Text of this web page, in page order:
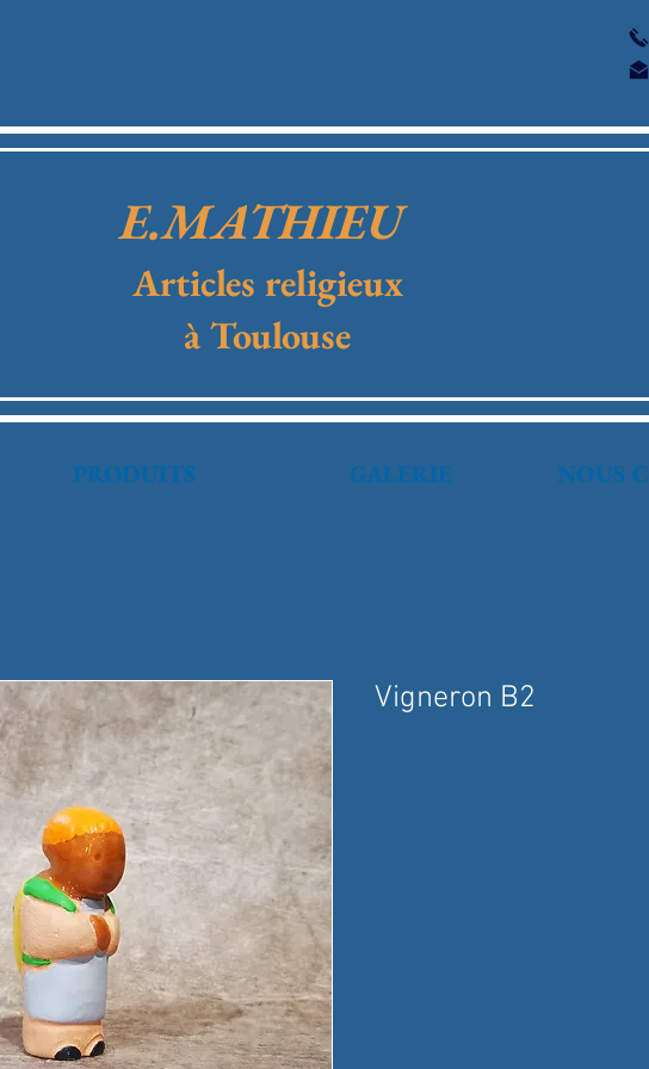
E.MATHIEU
Articles religieux
à Toulouse
PRODUITS GALERIE NOUS
Vigneron B2